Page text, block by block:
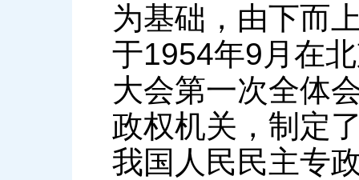
为基础，由下而
于1954年9月在
大会第一次全体
政权机关，制定
我国人民民主专